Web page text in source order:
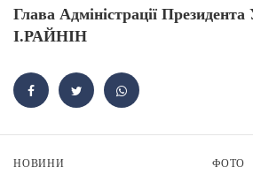
Глава Адміністрації Президента
І.РАЙНІН
НОВИНИ ФОТО